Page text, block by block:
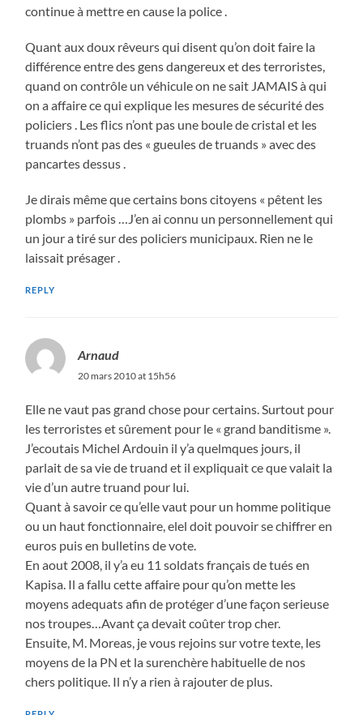
continue à mettre en cause la police .
Quant aux doux rêveurs qui disent qu’on doit faire la
différence entre des gens dangereux et des terroristes,
quand on contrôle un véhicule on ne sait JAMAIS à qui
on a affaire ce qui explique les mesures de sécurité des
policiers . Les flics n’ont pas une boule de cristal et les
truands n’ont pas des « gueules de truands » avec des
pancartes dessus .
Je dirais même que certains bons citoyens « pêtent les
plombs » parfois …J’en ai connu un personnellement qui
un jour a tiré sur des policiers municipaux. Rien ne le
laissait présager .
REPLY
Arnaud
20 mars 2010 at 15h56
Elle ne vaut pas grand chose pour certains. Surtout pour
les terroristes et sûrement pour le « grand banditisme ».
J’ecoutais Michel Ardouin il y’a quelmques jours, il
parlait de sa vie de truand et il expliquait ce que valait la
vie d’un autre truand pour lui.
Quant à savoir ce qu’elle vaut pour un homme politique
ou un haut fonctionnaire, elel doit pouvoir se chiffrer en
euros puis en bulletins de vote.
En aout 2008, il y’a eu 11 soldats français de tués en
Kapisa. Il a fallu cette affaire pour qu’on mette les
moyens adequats afin de protéger d’une façon serieuse
nos troupes…Avant ça devait coûter trop cher.
Ensuite, M. Moreas, je vous rejoins sur votre texte, les
moyens de la PN et la surenchère habituelle de nos
chers politique. Il n’y a rien à rajouter de plus.